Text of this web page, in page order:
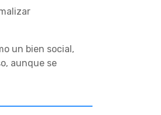
un bien social,
aunque se